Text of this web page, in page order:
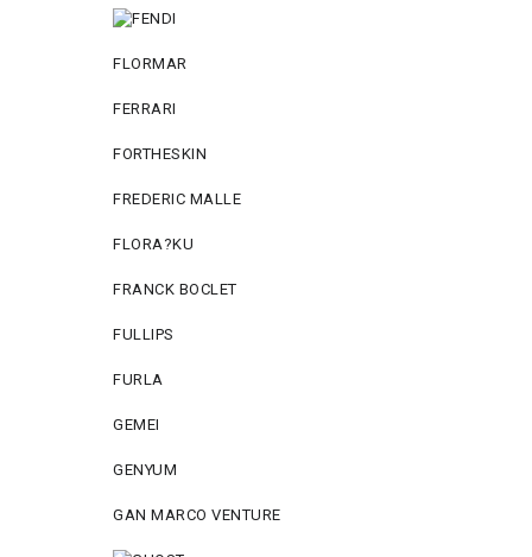
FLORMAR
FERRARI
FORTHESKIN
FREDERIC MALLE
FLORA?KU
FRANCK BOCLET
FULLIPS
FURLA
GEMEI
GENYUM
GAN MARCO VENTURE